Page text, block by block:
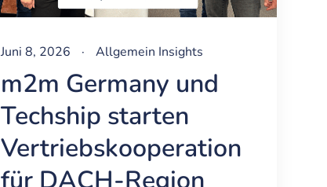
Juni 8, 2026 · Allgemein Insights
m2m Germany und
Techship starten
Vertriebskooperation